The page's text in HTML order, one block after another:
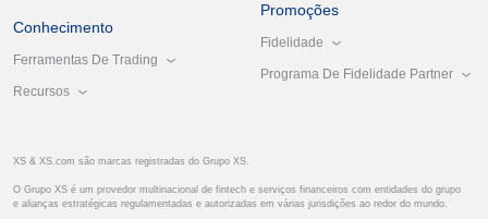
Conhecimento
Ferramentas De Trading
Recursos
Promoções
Fidelidade
Programa De Fidelidade Partner
XS & XS.com são marcas registradas do Grupo XS.
O Grupo XS é um provedor multinacional de fintech e serviços financeiros com entidades do grupo
e alianças estratégicas regulamentadas e autorizadas em várias jurisdições ao redor do mundo.